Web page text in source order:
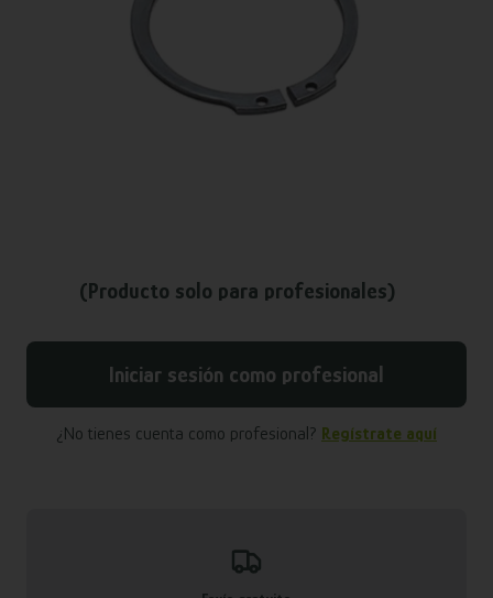
(Producto solo para profesionales)
Iniciar sesión como profesional
¿No tienes cuenta como profesional? Regístrate aquí